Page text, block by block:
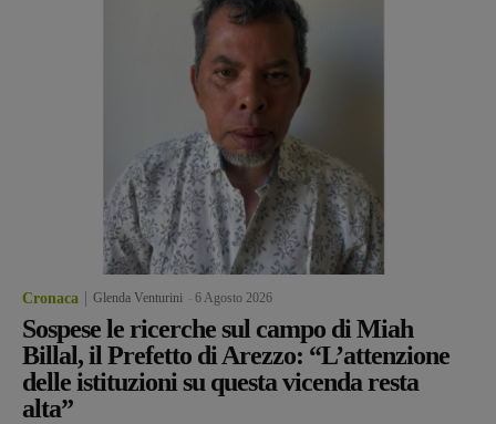
Cronaca Glenda Venturini 6 Agosto 2026
Sospese le ricerche sul campo di Miah
Billal, il Prefetto di Arezzo: “L’attenzione
delle istituzioni su questa vicenda resta
alta”